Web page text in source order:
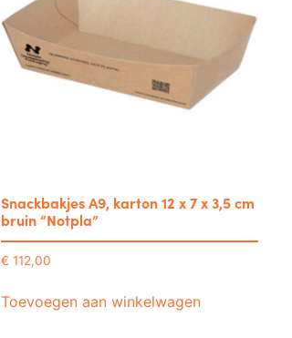
Snackbakjes A9, karton 12 x 7 x 3,5 cm
bruin “Notpla”
€ 112,00
Toevoegen aan winkelwagen